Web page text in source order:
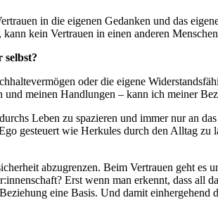
in die eigenen Gedanken und das
kein Vertrauen in einen anderen
oder die eigene
meinen Handlungen – kann ich meiner
Leben zu spazieren und immer nur an
gesteuert wie Herkules durch den Alltag
abzugrenzen. Beim Vertrauen geht
Erst wenn man erkennt, dass all
eine Basis. Und damit